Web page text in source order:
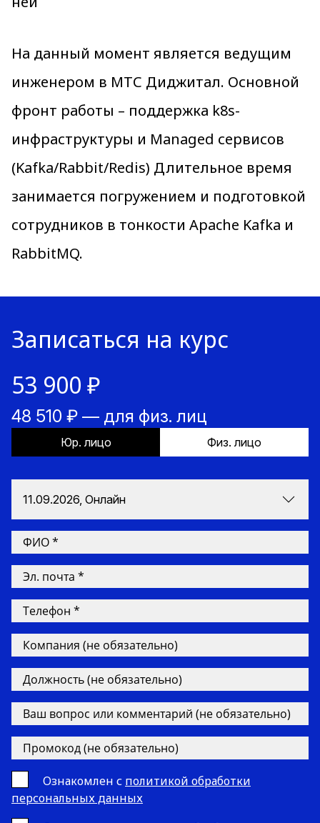
На данный момент является ведущим
инженером в МТС Диджитал. Основной
фронт работы – поддержка k8s-
инфраструктуры и Managed сервисов
(Kafka/Rabbit/Redis) Длительное время
занимается погружением и подготовкой
сотрудников в тонкости Apache Kafka и
RabbitMQ.
Записаться на курс
53 900 ₽
48 510 ₽ — для физ. лиц
Юр. лицо Физ. лицо
11.09.2026, Онлайн
Ознакомлен с политикой обработки
персональных данных